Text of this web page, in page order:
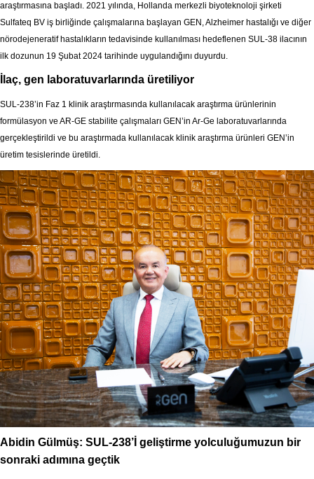
araştırmasına başladı. 2021 yılında, Hollanda merkezli biyoteknoloji şirketi
Sulfateq BV iş birliğinde çalışmalarına başlayan GEN, Alzheimer hastalığı ve diğer
nörodejeneratif hastalıkların tedavisinde kullanılması hedeflenen SUL-38 ilacının
ilk dozunun 19 Şubat 2024 tarihinde uygulandığını duyurdu.
İlaç, gen laboratuvarlarında üretiliyor
SUL-238’in Faz 1 klinik araştırmasında kullanılacak araştırma ürünlerinin
formülasyon ve AR-GE stabilite çalışmaları GEN’in Ar-Ge laboratuvarlarında
gerçekleştirildi ve bu araştırmada kullanılacak klinik araştırma ürünleri GEN’in
üretim tesislerinde üretildi.
Abidin Gülmüş: SUL-238’İ geliştirme yolculuğumuzun bir
sonraki adımına geçtik